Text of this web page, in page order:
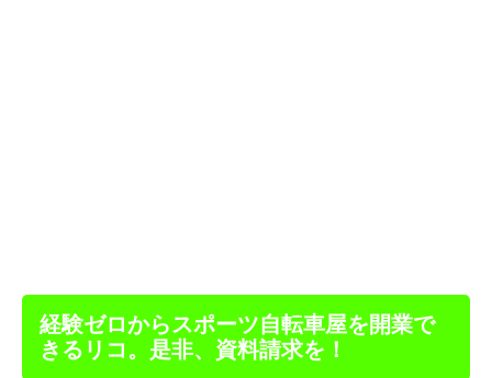
経験ゼロからスポーツ自転車屋を開業で
きるリコ。是非、資料請求を！